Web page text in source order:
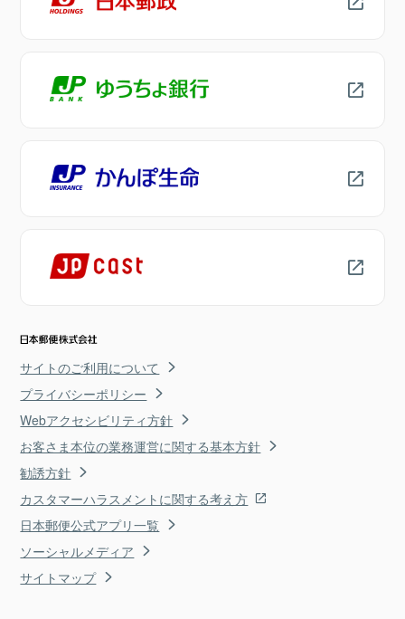
サイトのご利用について
プライバシーポリシー
Webアクセシビリティ方針
お客さま本位の業務運営に関する基本方針
勧誘方針
カスタマーハラスメントに関する考え方
日本郵便公式アプリ一覧
ソーシャルメディア
サイトマップ